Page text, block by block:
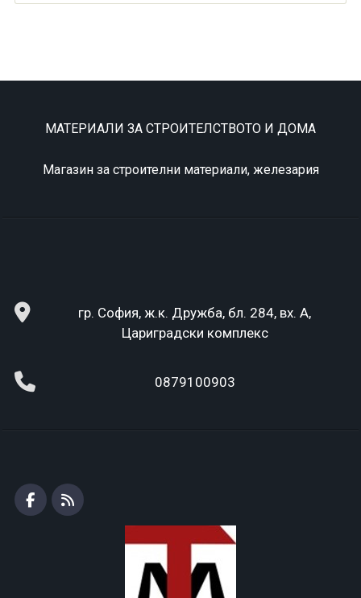
МАТЕРИАЛИ ЗА СТРОИТЕЛСТВОТО И ДОМА
Магазин за строителни материали, железария
гр. София, ж.к. Дружба, бл. 284, вх. А,
Цариградски комплекс
0879100903